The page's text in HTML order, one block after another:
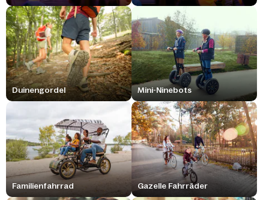
Duinengordel Mini-Ninebots
Familienfahrrad Gazelle Fahrräder